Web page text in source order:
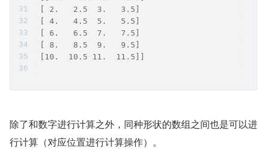
[ 2.   2.5  3.   3.5]
[ 4.   4.5  5.   5.5]
[ 6.   6.5  7.   7.5]
[ 8.   8.5  9.   9.5]
[10.  10.5 11.  11.5]]
除了和数字进行计算之外，同种形状的数组之间也是可以进
行计算（对应位置进行计算操作）。